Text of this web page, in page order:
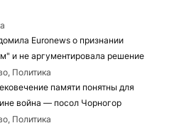
Euronews о признании
и не аргументировала решение
Политика
памяти понятны для
война — посол Чорногор
Политика